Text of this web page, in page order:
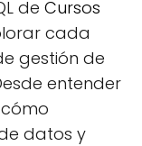
de Cursos
cada
gestión de
entender
datos y